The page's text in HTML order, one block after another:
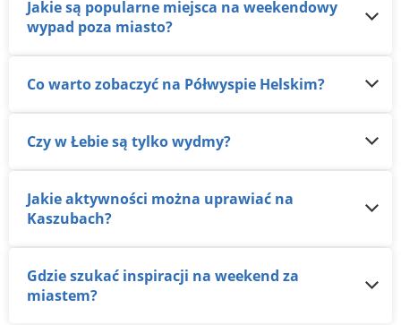
Jakie są popularne miejsca na weekendowy
wypad poza miasto?
Co warto zobaczyć na Półwyspie Helskim?
Czy w Łebie są tylko wydmy?
Jakie aktywności można uprawiać na
Kaszubach?
Gdzie szukać inspiracji na weekend za
miastem?